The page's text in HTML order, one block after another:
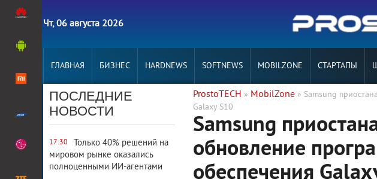
Чт, 06 августа 2026
ГЛАВНАЯ БИЗНЕС HARDNEWS SOFTNEWS MOBILZONE СТАРТАПЫ
ПОСЛЕДНИЕ
НОВОСТИ
17:30
Только 40% решений на
мировом рынке оказались
полноценными ИИ-агентами
ProstoTECH » MobilZone » Samsung
Galaxy S10
Samsung
обновление